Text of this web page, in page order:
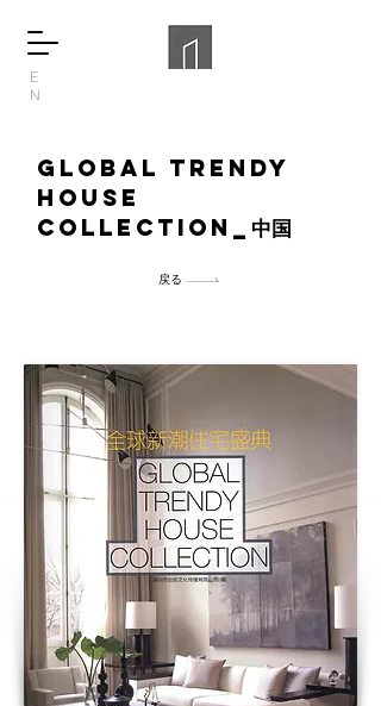
E
N
Global trendy
house
collection_ 中国
戻る